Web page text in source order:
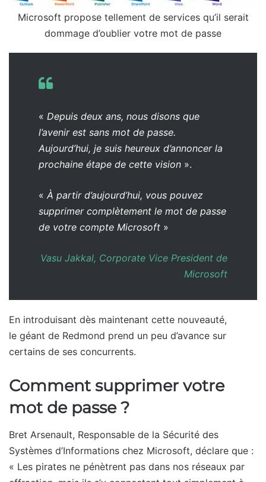
Microsoft propose tellement de services qu’il serait
dommage d’oublier votre mot de passe
« Depuis deux ans, nous disons que
l’avenir est sans mot de passe.
Aujourd’hui, je suis heureux d’annoncer la
prochaine étape de cette vision ».
« À partir d’aujourd’hui, vous pouvez
supprimer complètement le mot de passe
de votre compte Microsoft »
Vasu Jakkal, Corporate Vice President de
Microsoft
En introduisant dès maintenant cette nouveauté,
le géant de Redmond prend un peu d’avance sur
certains de ses concurrents.
Comment supprimer votre
mot de passe ?
Bret Arsenault, Responsable de la Sécurité des
Systèmes d’Informations chez Microsoft, déclare que :
« Les pirates ne pénètrent pas dans nos réseaux par